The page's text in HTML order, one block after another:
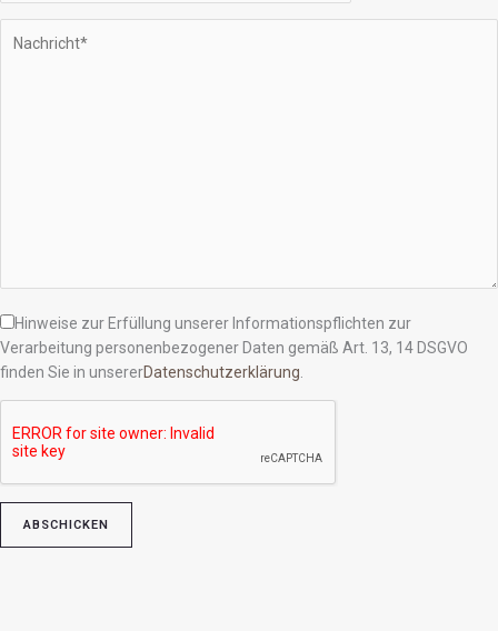
Hinweise zur Erfüllung unserer Informationspflichten zur
Verarbeitung personenbezogener Daten gemäß Art. 13, 14 DSGVO
finden Sie in unsererDatenschutzerklärung
Bitte lasse dieses Feld leer.